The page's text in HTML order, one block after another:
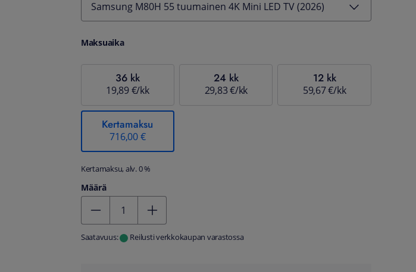
Samsung M80H 55 tuumainen 4K Mini LED TV (2026)
Maksuaika
36 kk
19,89 €/kk
24 kk
29,83 €/kk
12 kk
59,67 €/kk
Kertamaksu
716,00 €
Kertamaksu, alv. 0 %
Määrä
Saatavuus: Reilusti verkkokaupan varastossa